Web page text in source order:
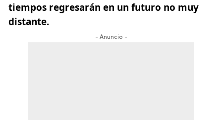
tiempos regresarán en un futuro no muy
distante.
- Anuncio -